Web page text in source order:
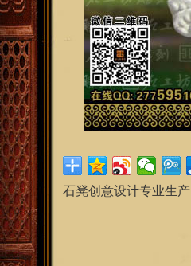
石凳创意设计专业生产